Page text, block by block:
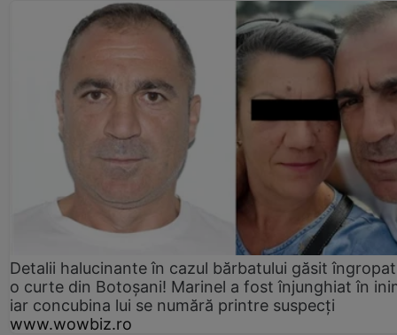
Detalii halucinante în cazul bărbatului găsit
o curte din Botoșani! Marinel a fost înjunghiat în
iar concubina lui se numără printre suspecți
www.wowbiz.ro